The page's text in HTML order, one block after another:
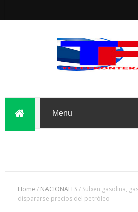
Home / NACIONALES/ Suben gasolina,
dispararse precios del petróleo